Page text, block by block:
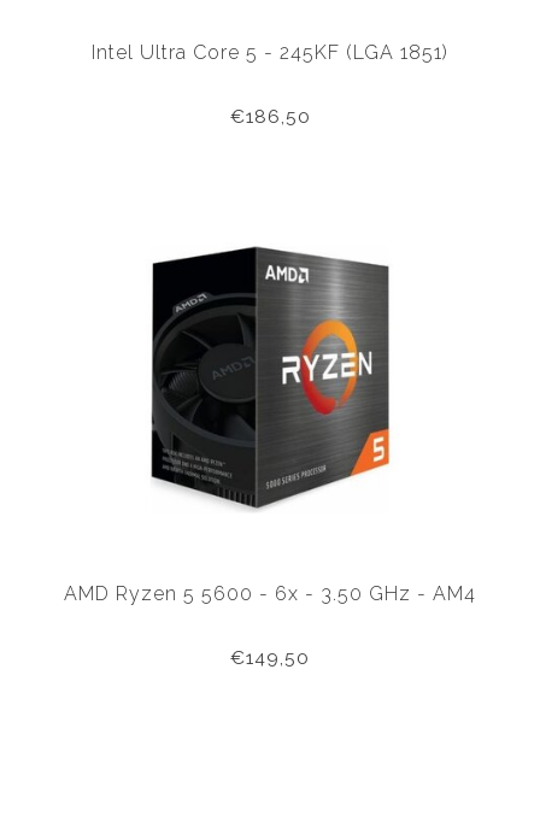
Intel Ultra Core 5 - 245KF (LGA 1851)
€186,50
AMD Ryzen 5 5600 - 6x - 3.50 GHz - AM4
€149,50